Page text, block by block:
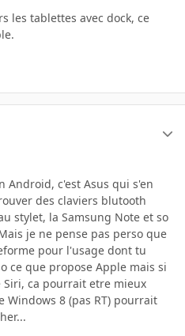
les tablettes avec dock, ce
Android, c'est Asus qui s'en
des claviers blutooth
stylet, la Samsung Note et so
je ne pense pas perso que
pour l'usage dont tu
ce que propose Apple mais si
ca pourrait etre mieux
8 (pas RT) pourrait